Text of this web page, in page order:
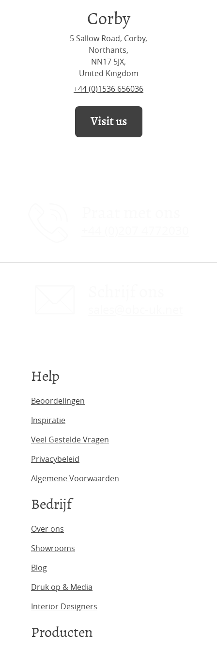
Corby
5 Sallow Road, Corby,
Northants,
NN17 5JX,
United Kingdom
+44 (0)1536 656036
Visit us
Help
Beoordelingen
Inspiratie
Veel Gestelde Vragen
Privacybeleid
Algemene Voorwaarden
Bedrijf
Over ons
Showrooms
Blog
Druk op & Media
Interior Designers
Producten